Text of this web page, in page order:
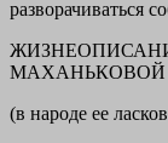
разворачиваться
МАХАНЬКОВОЙ
(в народе ее